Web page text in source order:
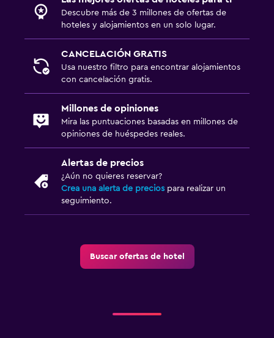
Descubre más de 3 millones de ofertas de
hoteles y alojamientos en un solo lugar.
CANCELACIÓN GRATIS
Usa nuestro filtro para encontrar alojamientos
con cancelación gratis.
Millones de opiniones
Mira las puntuaciones basadas en millones de
opiniones de huéspedes reales.
Alertas de precios
¿Aún no quieres reservar?
Crea una alerta de precios para realizar un
seguimiento.
Buscar ofertas de hotel